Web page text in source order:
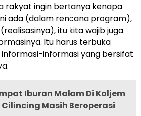
rakyat ingin bertanya kenapa
ada (dalam rencana program),
itu kita wajib juga
Itu harus terbuka
informasi-informasi yang bersifat
Iburan Malam Di Koljem
Masih Beroperasi